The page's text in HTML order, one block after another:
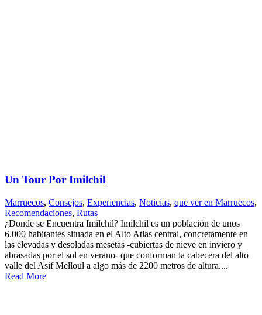
Un Tour Por Imilchil
Marruecos, Consejos, Experiencias, Noticias, que ver en Marruecos,
Recomendaciones, Rutas
¿Donde se Encuentra Imilchil? Imilchil es un población de unos
6.000 habitantes situada en el Alto Atlas central, concretamente en
las elevadas y desoladas mesetas -cubiertas de nieve en inviero y
abrasadas por el sol en verano- que conforman la cabecera del alto
valle del Asif Melloul a algo más de 2200 metros de altura....
Read More